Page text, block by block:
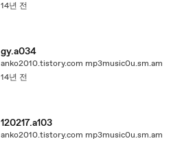
14년 전
gy.a034
anko2010.tistory.com mp3music0u.sm.am
14년 전
120217.a103
anko2010.tistory.com mp3music0u.sm.am